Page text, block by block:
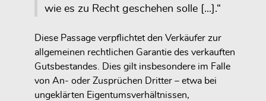
wie es zu Recht geschehen solle [...].“
Diese Passage verpflichtet den Verkäufer zur
allgemeinen rechtlichen Garantie des verkauften
Gutsbestandes. Dies gilt insbesondere im Falle
von An- oder Zusprüchen Dritter – etwa bei
ungeklärten Eigentumsverhältnissen,